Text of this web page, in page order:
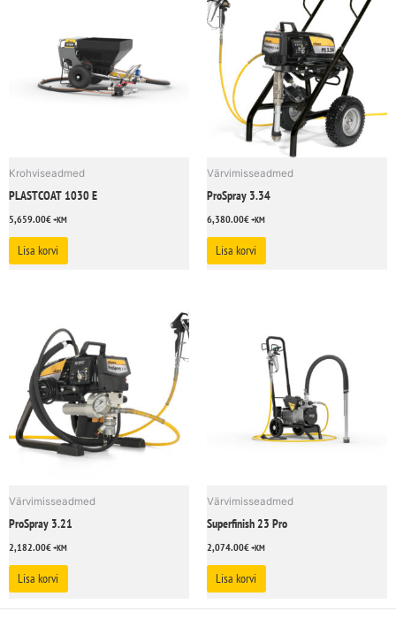
Krohviseadmed
PLASTCOAT 1030 E
5,659.00€+KM
Lisa korvi
Värvimisseadmed
ProSpray 3.34
6,380.00€+KM
Lisa korvi
Värvimisseadmed
ProSpray 3.21
2,182.00€+KM
Lisa korvi
Värvimisseadmed
Superfinish 23 Pro
2,074.00€+KM
Lisa korvi